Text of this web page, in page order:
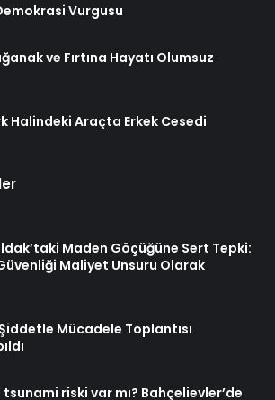
Vurgusu
ve Fırtına Hayatı Olumsuz
Halindeki Araçta Erkek Cesedi
Maden Göçüğüne Sert Tepki:
Maliyet Unsuru Olarak
Mücadele Toplantısı
riski var mı? Bahçelievler’de